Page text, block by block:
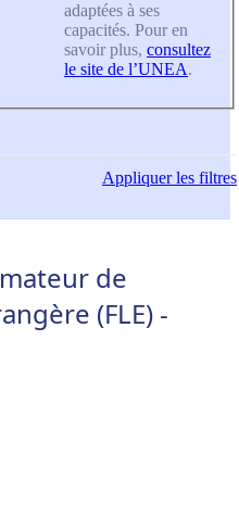
adaptées à ses
capacités. Pour en
savoir plus, consultez
le site de l’UNEA.
Appliquerles filtres
de
(FLE) -